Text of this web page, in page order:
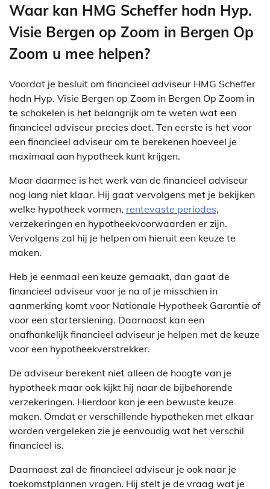
Waar kan HMG Scheffer hodn Hyp.
Visie Bergen op Zoom in Bergen Op
Zoom u mee helpen?
Voordat je besluit om financieel adviseur HMG Scheffer
hodn Hyp. Visie Bergen op Zoom in Bergen Op Zoom in
te schakelen is het belangrijk om te weten wat een
financieel adviseur precies doet. Ten eerste is het voor
een financieel adviseur om te berekenen hoeveel je
maximaal aan hypotheek kunt krijgen.
Maar daarmee is het werk van de financieel adviseur
nog lang niet klaar. Hij gaat vervolgens met je bekijken
welke hypotheek vormen, rentevaste periodes,
verzekeringen en hypotheekvoorwaarden er zijn.
Vervolgens zal hij je helpen om hieruit een keuze te
maken.
Heb je eenmaal een keuze gemaakt, dan gaat de
financieel adviseur voor je na of je misschien in
aanmerking komt voor Nationale Hypotheek Garantie of
voor een starterslening. Daarnaast kan een
onafhankelijk financieel adviseur je helpen met de keuze
voor een hypotheekverstrekker.
De adviseur berekent niet alleen de hoogte van je
hypotheek maar ook kijkt hij naar de bijbehorende
verzekeringen. Hierdoor kan je een bewuste keuze
maken. Omdat er verschillende hypotheken met elkaar
worden vergeleken zie je eenvoudig wat het verschil
financieel is.
Daarnaast zal de financieel adviseur je ook naar je
toekomstplannen vragen. Hij stelt je de vraag wat je